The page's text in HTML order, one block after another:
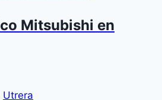
Mitsubishi en
Utrera